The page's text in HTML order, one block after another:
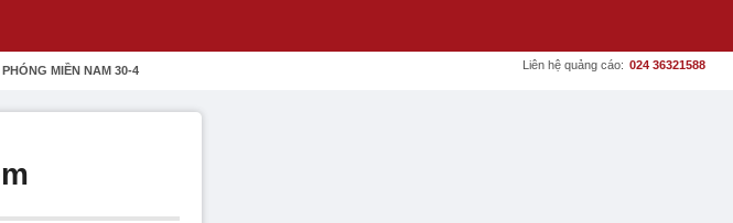
MIỀN NAM 30-4 Liên hệ quảng cáo: 024 36321588